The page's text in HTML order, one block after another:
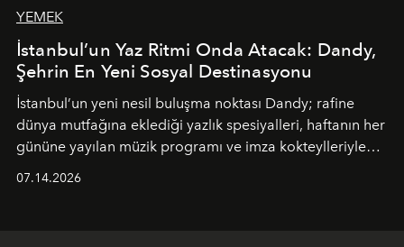
YEMEK
İstanbul’un Yaz Ritmi Onda Atacak: Dandy,
Şehrin En Yeni Sosyal Destinasyonu
İstanbul’un yeni nesil buluşma noktası Dandy; rafine
dünya mutfağına eklediği yazlık spesiyalleri, haftanın her
gününe yayılan müzik programı ve imza kokteylleriyle
07.14.2026